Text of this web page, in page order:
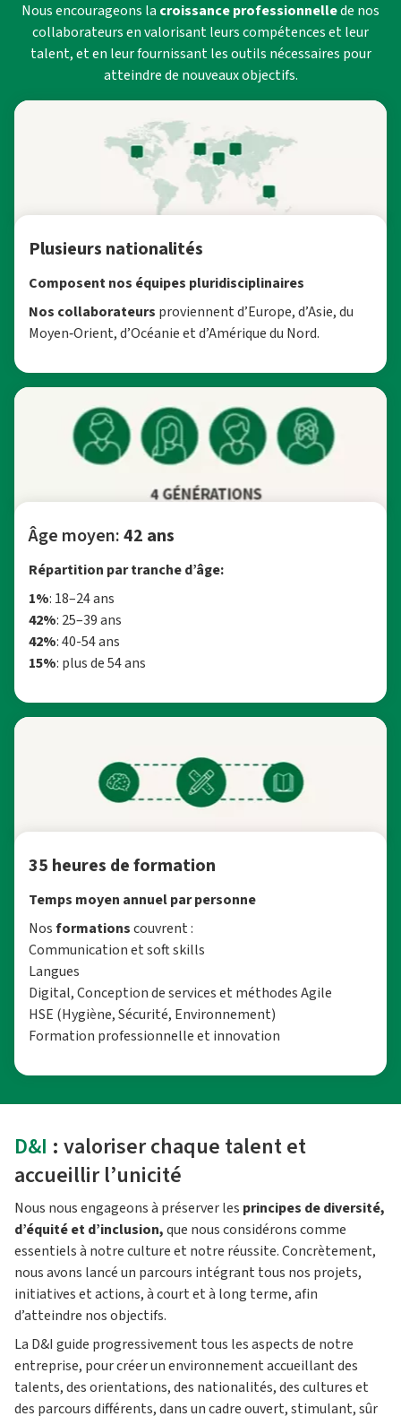
Nous encourageons la croissance professionnellede nos
collaborateurs en valorisant leurs compétences et leur
talent, et en leur fournissant les outils nécessaires pour
atteindre de nouveaux objectifs.
Plusieurs nationalités
Composent nos équipes pluridisciplinaires
Nos collaborateurs proviennent d’Europe, d’Asie, du
Moyen‑Orient, d’Océanie et d’Amérique du Nord.
Âge moyen:42 ans
Répartition par tranche d’âge:
1%: 18–24 ans
42%: 25–39 ans
42%: 40-54 ans
15%: plus de 54 ans
35 heures de formation
Temps moyen annuel par personne
Nosformationscouvrent :
Communication et soft skills
Langues
Digital, Conception de services et méthodes Agile
HSE (Hygiène, Sécurité, Environnement)
Formation professionnelle et innovation
D&I : valoriser chaque talent et
accueillir l’unicité
Nous nous engageons à préserver les principes de diversité,
d’équité et d’inclusion,que nous considérons comme
essentiels à notre culture et notre réussite. Concrètement,
nous avons lancé un parcours intégrant tous nos projets,
initiatives et actions, à court et à long terme, afin
d’atteindre nos objectifs.
La D&I guide progressivement tous les aspects de notre
entreprise, pour créer un environnement accueillant des
talents, des orientations, des nationalités, des cultures et
des parcours différents, dans un cadre ouvert, stimulant, sûr